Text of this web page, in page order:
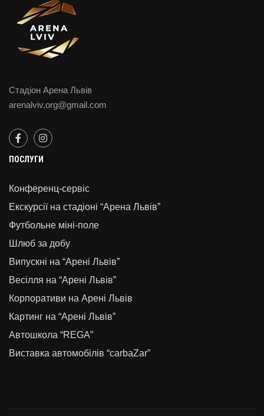
Стадіон Арена Львів
arenalviv.org@gmail.com
ПОСЛУГИ
Конференц-сервіс
Екскурсії на стадіоні “Арена Львів”
Футбольне міні-поле
Шлюб за добу
Випускні на “Арені Львів”
Весілля на “Арені Львів”
Корпоративи на Арені Львів
Картинг на “Арені Львів”
Автошкола “REGA”
Виставка автомобілів “carbaZar”